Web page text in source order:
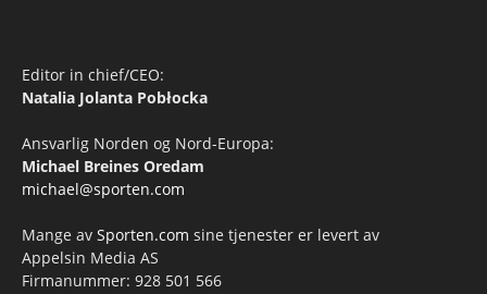
Editor in chief/CEO:
Natalia Jolanta Pobłocka
Ansvarlig Norden og Nord-Europa:
Michael Breines Oredam
michael@sporten.com
Mange av Sporten.com sine tjenester er levert av
Appelsin Media AS
Firmanummer: 928 501 566